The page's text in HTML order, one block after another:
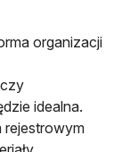
organizacji
idealna.
rejestrowym